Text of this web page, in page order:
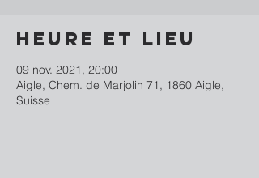
Heure et lieu
09 nov. 2021, 20:00
Aigle, Chem. de Marjolin 71, 1860 Aigle,
Suisse